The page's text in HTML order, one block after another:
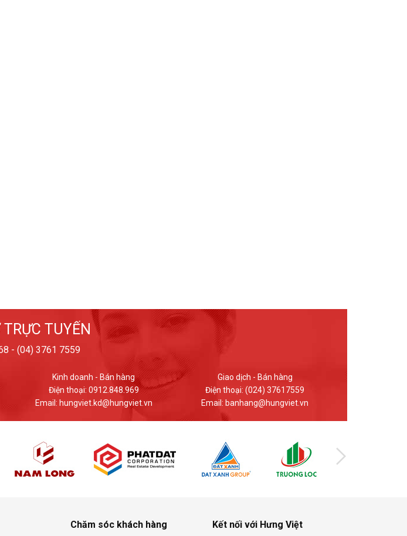
TRỰC TUYẾN
- (04) 3761 7559
Giao dịch - Bán hàng
Điện thoại: (024) 37617559
Email: banhang@hungviet.vn
Kinh doanh - Bán hàng
Điện thoại: 0912.848.969
Email: hungviet.kd@hungviet.vn
Chăm sóc khách hàng Kết nối với Hưng Việt